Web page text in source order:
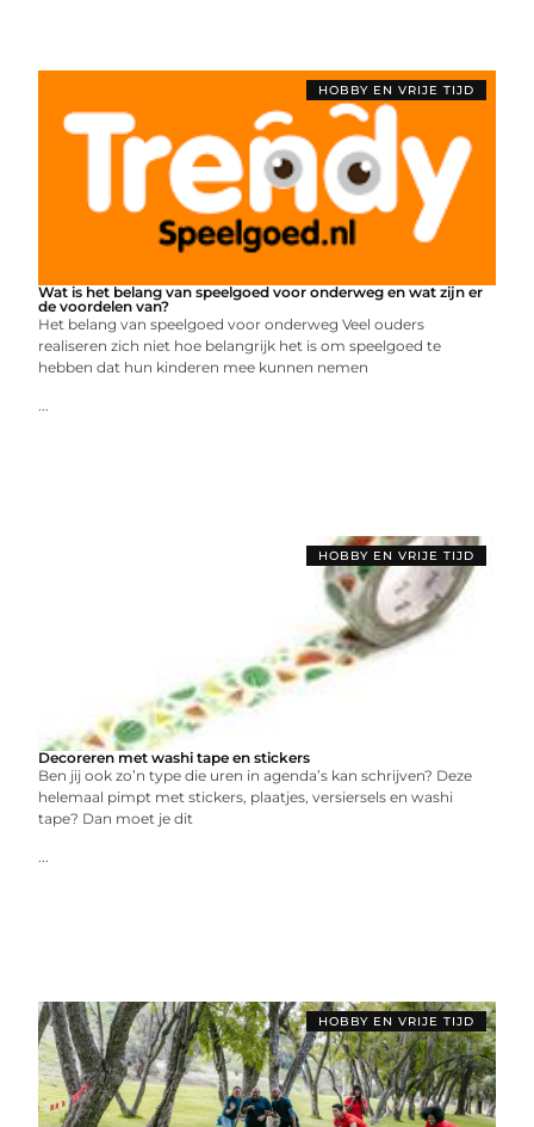
HOBBY EN VRIJE TIJD
Wat is het belang van speelgoed voor onderweg en wat zijn er
de voordelen van?
Het belang van speelgoed voor onderweg Veel ouders
realiseren zich niet hoe belangrijk het is om speelgoed te
hebben dat hun kinderen mee kunnen nemen
...
HOBBY EN VRIJE TIJD
Decoreren met washi tape en stickers
Ben jij ook zo’n type die uren in agenda’s kan schrijven? Deze
helemaal pimpt met stickers, plaatjes, versiersels en washi
tape? Dan moet je dit
...
HOBBY EN VRIJE TIJD